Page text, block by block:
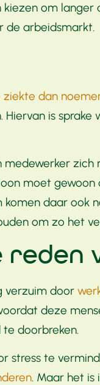
om
de arbeidsmarkt.
ziekte dan
is
moet
daar
om zo het
reden
verzuim door
deze
doorbreken.
te
. Maar het is